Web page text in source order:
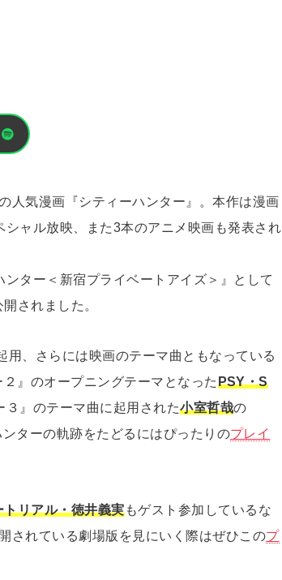
人気漫画『シティーハンター』。本作は漫画
ャル放映、また3本のアニメ映画も発表され
ター＜新宿プライベートアイズ＞』として
開されました。
、さらには映画のテーマ曲ともなっている
』のオープニングテーマとなったPSY・S
』のテーマ曲に起用された小室哲哉の
ターの軌跡をたどるにはぴったりのプレイ
トリアル・徳井義実もゲスト参加しているな
されている劇場版を見にいく際はぜひこのプ